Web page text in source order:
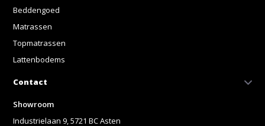
Beddengoed
Matrassen
Topmatrassen
Lattenbodems
Contact
Showroom
Industrielaan 9, 5721 BC Asten